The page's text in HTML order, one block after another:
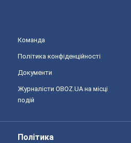
Команда
Політика конфіденційності
Документи
Журналісти OBOZ.UA на місці
подій
Політика